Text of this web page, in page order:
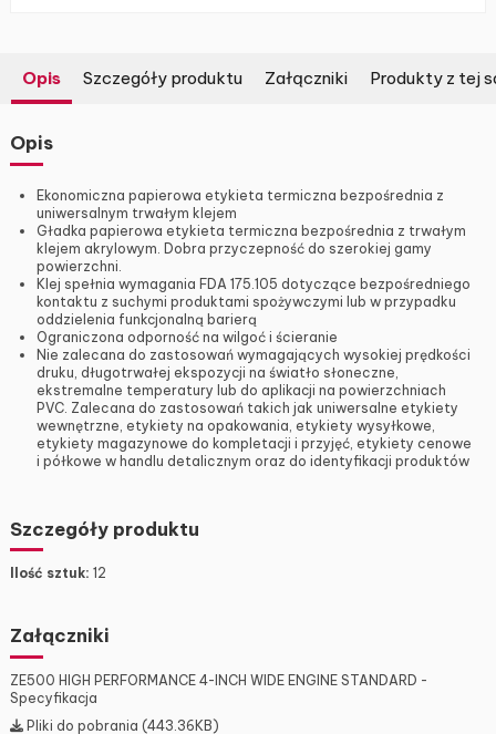
Opis Szczegóły produktu Załączniki Produkty z tej
Opis
Ekonomiczna papierowa etykieta termiczna bezpośrednia z
uniwersalnym trwałym klejem
Gładka papierowa etykieta termiczna bezpośrednia z trwałym
klejem akrylowym. Dobra przyczepność do szerokiej gamy
powierzchni.
Klej spełnia wymagania FDA 175.105 dotyczące bezpośredniego
kontaktu z suchymi produktami spożywczymi lub w przypadku
oddzielenia funkcjonalną barierą
Ograniczona odporność na wilgoć i ścieranie
Nie zalecana do zastosowań wymagających wysokiej prędkości
druku, długotrwałej ekspozycji na światło słoneczne,
ekstremalne temperatury lub do aplikacji na powierzchniach
PVC. Zalecana do zastosowań takich jak uniwersalne etykiety
wewnętrzne, etykiety na opakowania, etykiety wysyłkowe,
etykiety magazynowe do kompletacji i przyjęć, etykiety cenowe
i półkowe w handlu detalicznym oraz do identyfikacji produktów
Szczegóły produktu
Ilość sztuk: 12
Załączniki
ZE500 HIGH PERFORMANCE 4-INCH WIDE ENGINE STANDARD -
Specyfikacja
Pliki do pobrania (443.36KB)